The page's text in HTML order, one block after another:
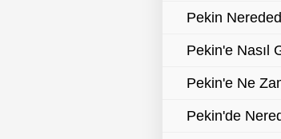
Pekin
Pekin'e Nasıl
Pekin'e Ne
Pekin'de